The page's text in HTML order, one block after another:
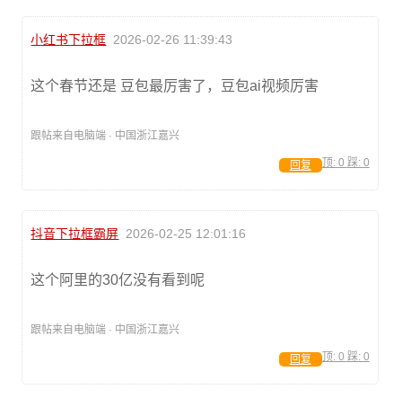
小红书下拉框 2026-02-26 11:39:43
这个春节还是 豆包最厉害了，豆包ai视频厉害
跟帖来自电脑端 · 中国浙江嘉兴
顶: 0 踩: 0
回复
抖音下拉框霸屏 2026-02-25 12:01:16
这个阿里的30亿没有看到呢
跟帖来自电脑端 · 中国浙江嘉兴
顶: 0 踩: 0
回复